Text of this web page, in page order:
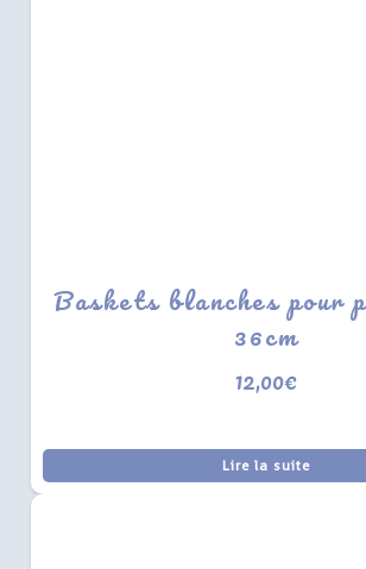
Baskets blanches pour
36cm
12,00€
Lire la suite